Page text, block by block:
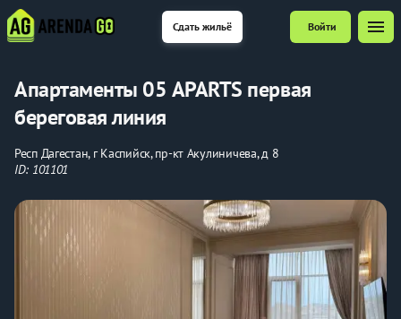
Сдать жильё Войти menu
Апартаменты 05 APARTS первая
береговая линия
Респ Дагестан, г Каспийск, пр-кт Акулиничева, д 8
ID: 101101